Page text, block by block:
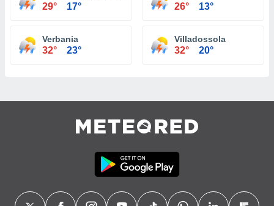
29° 17° 26° 13°
Verbania
32° 23°
Villadossola
32° 20°